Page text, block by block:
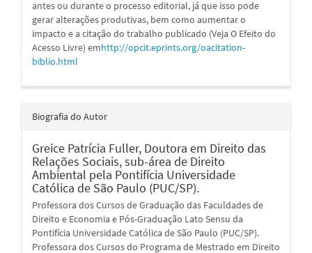
antes ou durante o processo editorial, já que isso pode
gerar alterações produtivas, bem como aumentar o
impacto e a citação do trabalho publicado (Veja O Efeito do
Acesso Livre) emhttp://opcit.eprints.org/oacitation-
biblio.html
Biografia do Autor
Greice Patrícia Fuller, Doutora em Direito das
Relações Sociais, sub-área de Direito
Ambiental pela Pontifícia Universidade
Católica de São Paulo (PUC/SP).
Professora dos Cursos de Graduação das Faculdades de
Direito e Economia e Pós-Graduação Lato Sensu da
Pontifícia Universidade Católica de São Paulo (PUC/SP).
Professora dos Cursos do Programa de Mestrado em Direito